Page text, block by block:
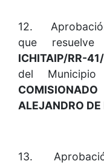
12.
que
ICHITAIP/RR-
del Municipio
ALEJANDRO
13.